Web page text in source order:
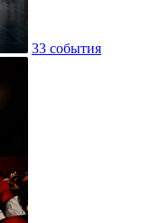
33 события